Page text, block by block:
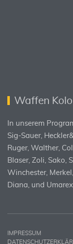
Waffen
In unserem
Sig-Sauer,
Ruger, Walther,
Blaser, Zoli, Sako,
Winchester,
Diana, und
IMPRESSUM